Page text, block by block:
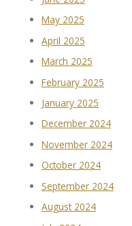
May 2025
April 2025
March 2025
February 2025
January 2025
December 2024
November 2024
October 2024
September 2024
August 2024